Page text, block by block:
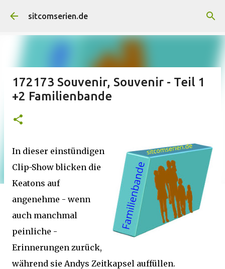
Direkt zum Hauptbereich
sitcomserien.de
172173 Souvenir, Souvenir - Teil 1
+2 Familienbande
In dieser einstündigen
Clip-Show blicken die
Keatons auf
angenehme - wenn
auch manchmal
peinliche -
Erinnerungen zurück,
während sie Andys Zeitkapsel auffüllen.